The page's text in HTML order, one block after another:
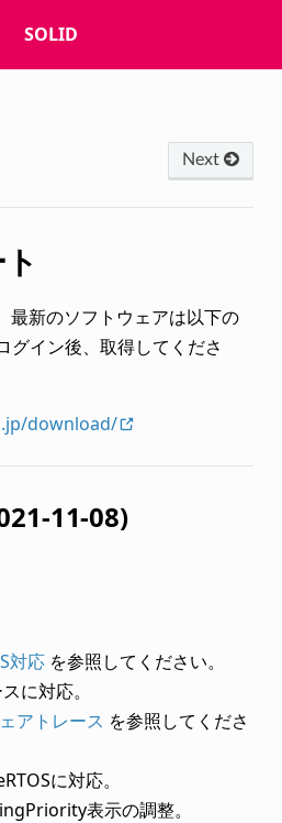
SOLID
Next
最新のソフトウェアは以下の
グイン後、取得してくださ
download/
11-08)
対応を参照してください。
に対応。
アトレース を参照してくださ
に対応。
表示の調整。